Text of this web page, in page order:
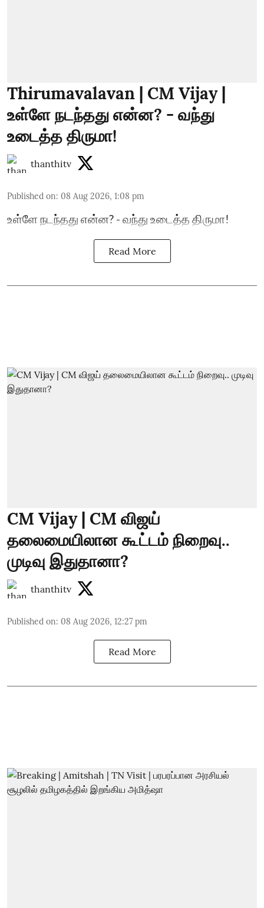
Thirumavalavan | CM Vijay |
உள்ளே நடந்தது என்ன? - வந்து
உடைத்த திருமா!
thanthitv
Published on: 08 Aug 2026, 1:08 pm
உள்ளே நடந்தது என்ன? - வந்து உடைத்த திருமா!
Read More
CM Vijay | CM விஜய்
தலைமையிலான கூட்டம் நிறைவு..
முடிவு இதுதானா?
thanthitv
Published on: 08 Aug 2026, 12:27 pm
Read More